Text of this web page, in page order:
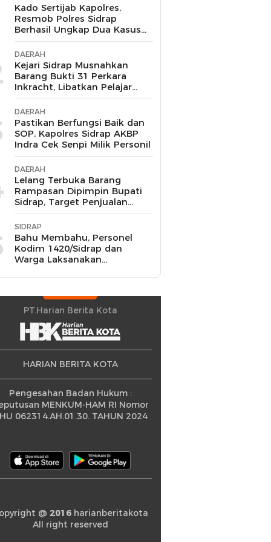
Kado Sertijab Kapolres,
Resmob Polres Sidrap
Berhasil Ungkap Dua Kasus
Menonjol dan Amankan
Pelaku Curanmor-
Penggelapan
DAERAH
Kejari Sidrap Musnahkan
Barang Bukti 31 Perkara
Inkracht, Libatkan Pelajar
untuk Edukasi Bahaya
Narkoba
DAERAH
Pastikan Berfungsi Baik dan
SOP, Kapolres Sidrap AKBP
Indra Cek Senpi Milik Personil
DAERAH
Lelang Terbuka Barang
Rampasan Dipimpin Bupati
Sidrap, Target Penjualan
Kejari Berhasil Lampaui Nilai
Limit hingga Rp104,6 Juta
SIDRAP
Bahu Membahu, Personel
Kodim 1420/Sidrap dan
Warga Laksanakan
Lantai Jembatan Beton di
PT.Harian Berita Kota
HARIAN BERITA KOTA
Pengesahan Badan Hukum :
MENKUM-HAM RI Nomor
062314.AH.01.30. TAHUN 2024
@ 2016harianberitakota
All right reserved